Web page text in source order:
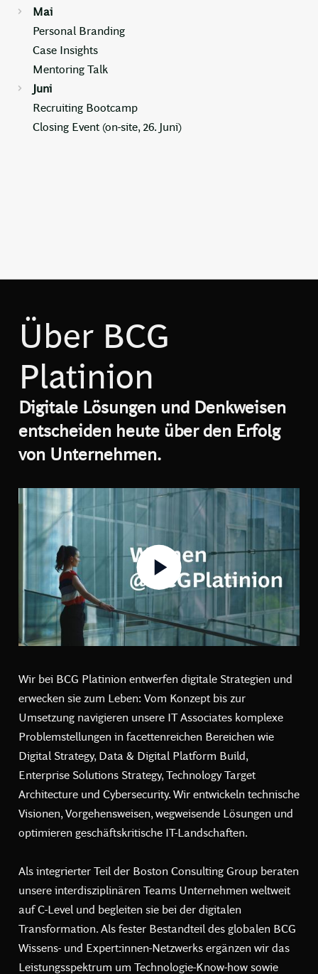
Mai
Personal Branding
Case Insights
Mentoring Talk
Juni
Recruiting Bootcamp
Closing Event (on-site, 26. Juni)
Über BCG
Platinion
Digitale Lösungen und Denkweisen
entscheiden heute über den Erfolg
von Unternehmen.
Wir bei BCG Platinion entwerfen digitale Strategien und
erwecken sie zum Leben: Vom Konzept bis zur
Umsetzung navigieren unsere IT Associates komplexe
Problemstellungen in facettenreichen Bereichen wie
Digital Strategy, Data & Digital Platform Build,
Enterprise Solutions Strategy, Technology Target
Architecture und Cybersecurity. Wir entwickeln technische
Visionen, Vorgehensweisen, wegweisende Lösungen und
optimieren geschäftskritische IT-Landschaften.
Als integrierter Teil der Boston Consulting Group beraten
unsere interdisziplinären Teams Unternehmen weltweit
auf C-Level und begleiten sie bei der digitalen
Transformation. Als fester Bestandteil des globalen BCG
Wissens- und Expert:innen-Netzwerks ergänzen wir das
Leistungsspektrum um Technologie-Know-how sowie